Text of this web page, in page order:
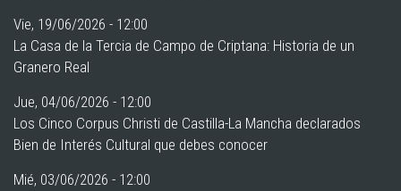
Vie, 19/06/2026 - 12:00
La Casa de la Tercia de Campo de Criptana: Historia de un
Granero Real
Jue, 04/06/2026 - 12:00
Los Cinco Corpus Christi de Castilla-La Mancha declarados
Bien de Interés Cultural que debes conocer
Mié, 03/06/2026 - 12:00